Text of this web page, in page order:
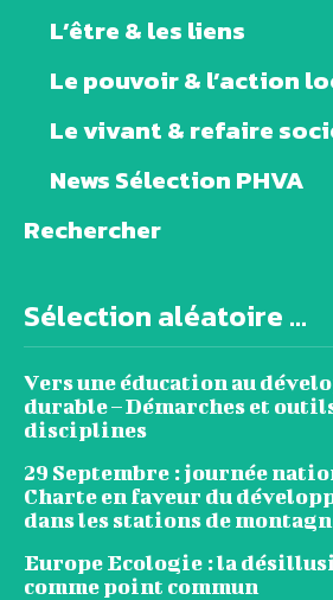
L’être & les liens
Le pouvoir & l’action
Le vivant & refaire
News Sélection PHVA
Rechercher
Sélection aléatoire ...
Vers une éducation au
durable – Démarches et
disciplines
29 Septembre : journée
Charte en faveur du
dans les stations de
Europe Ecologie : la
comme point commun